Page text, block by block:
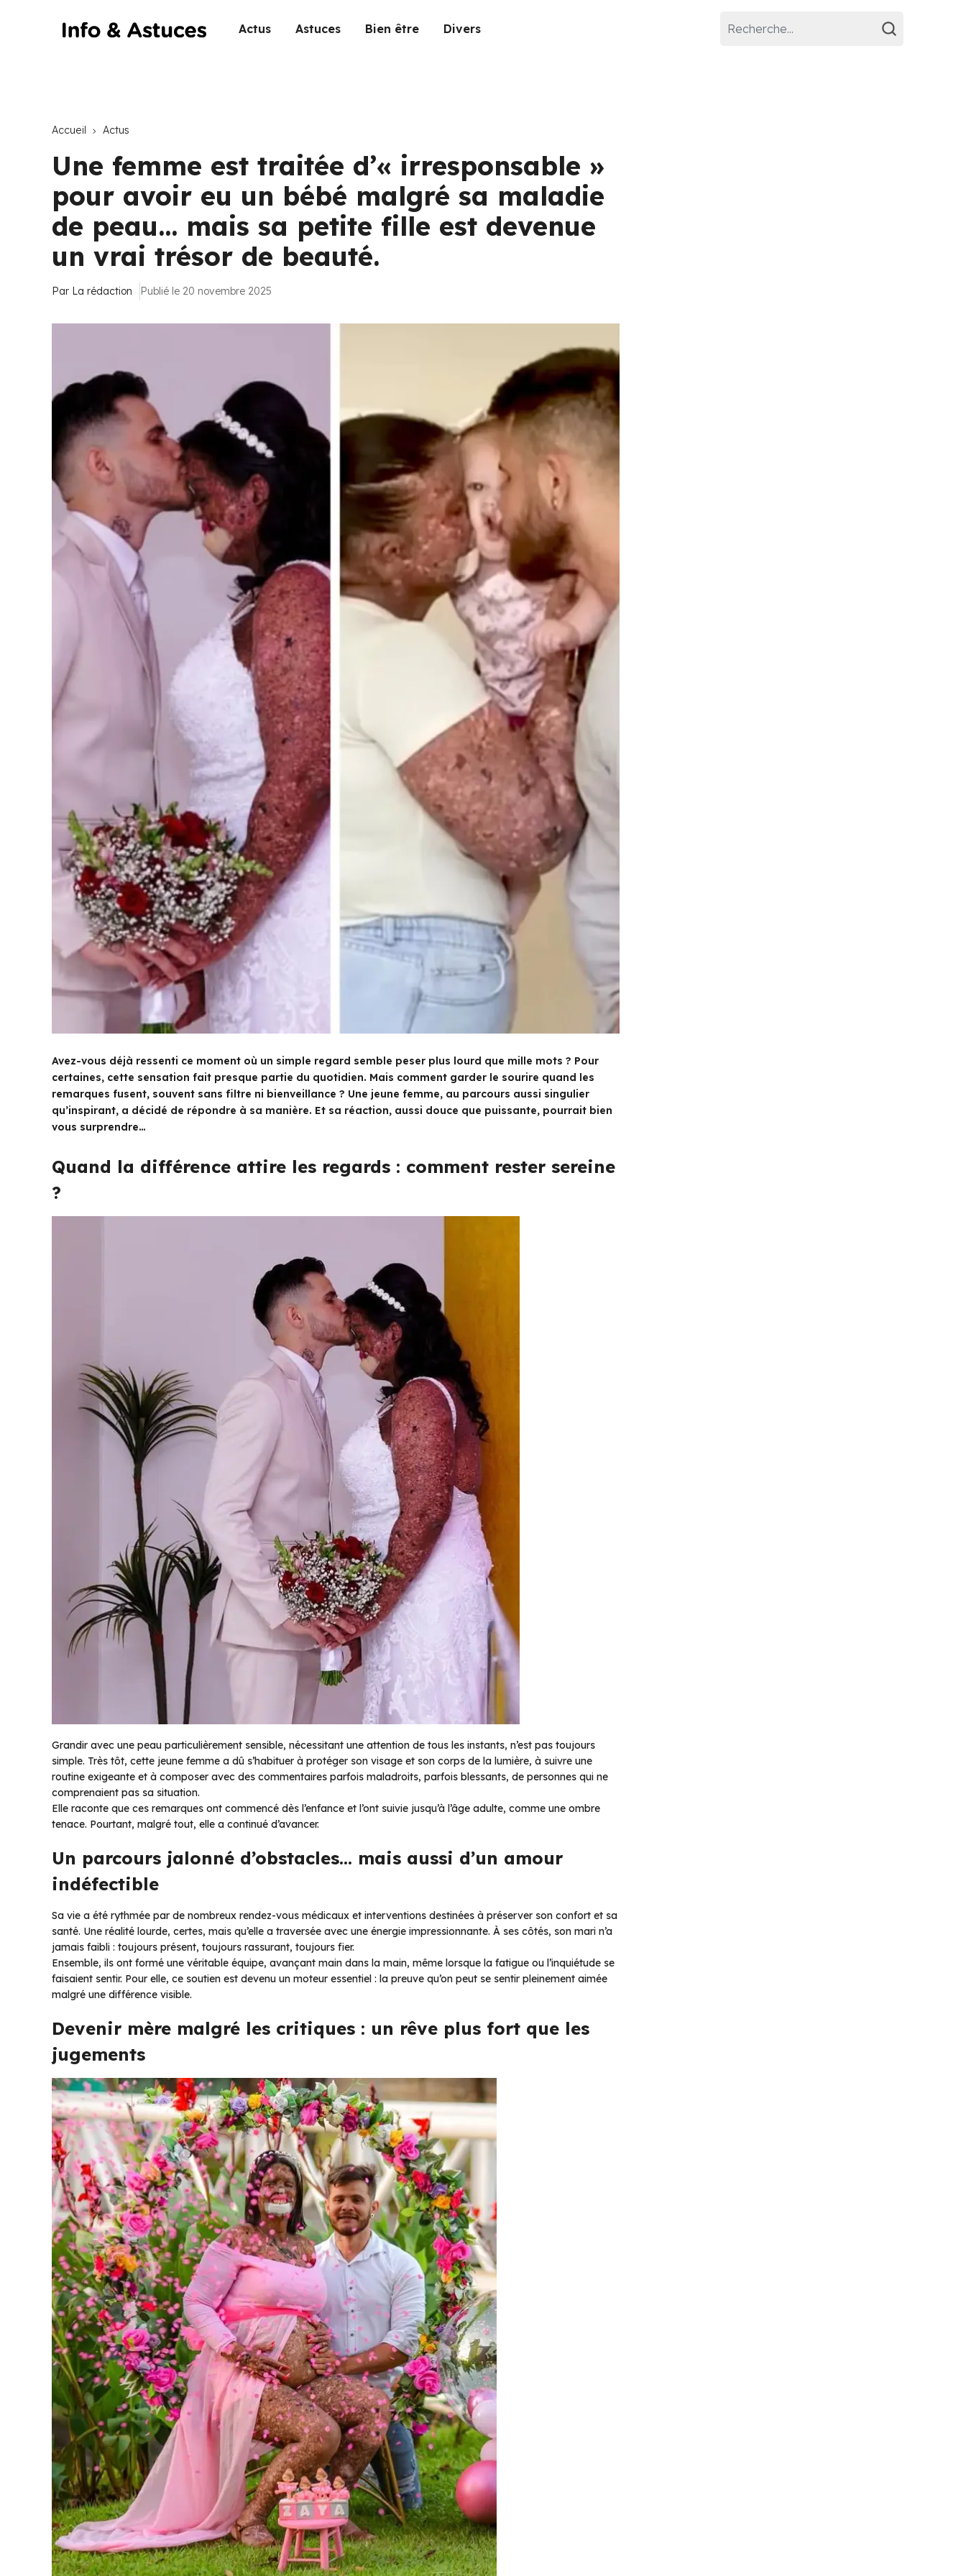
Actus Astuces Bien être Divers
Accueil Actus
Une femme est traitée d’« irresponsable »
pour avoir eu un bébé malgré sa maladie
de peau… mais sa petite fille est devenue
un vrai trésor de beauté.
Par La rédaction Publié le 20 novembre 2025
Avez-vous déjà ressenti ce moment où un simple regard semble peser plus lourd que mille mots ? Pour
certaines, cette sensation fait presque partie du quotidien. Mais comment garder le sourire quand les
remarques fusent, souvent sans filtre ni bienveillance ? Une jeune femme, au parcours aussi singulier
qu’inspirant, a décidé de répondre à sa manière. Et sa réaction, aussi douce que puissante, pourrait bien
vous surprendre…
Quand la différence attire les regards : comment rester sereine
?
Grandir avec une peau particulièrement sensible, nécessitant une attention de tous les instants, n’est pas toujours
simple. Très tôt, cette jeune femme a dû s’habituer à protéger son visage et son corps de la lumière, à suivre une
routine exigeante et à composer avec des commentaires parfois maladroits, parfois blessants, de personnes qui ne
comprenaient pas sa situation.
Elle raconte que ces remarques ont commencé dès l’enfance et l’ont suivie jusqu’à l’âge adulte, comme une ombre
tenace. Pourtant, malgré tout, elle a continué d’avancer.
Un parcours jalonné d’obstacles… mais aussi d’un amour
indéfectible
Sa vie a été rythmée par de nombreux rendez-vous médicaux et interventions destinées à préserver son confort et sa
santé. Une réalité lourde, certes, mais qu’elle a traversée avec une énergie impressionnante. À ses côtés, son mari n’a
jamais faibli : toujours présent, toujours rassurant, toujours fier.
Ensemble, ils ont formé une véritable équipe, avançant main dans la main, même lorsque la fatigue ou l’inquiétude se
faisaient sentir. Pour elle, ce soutien est devenu un moteur essentiel : la preuve qu’on peut se sentir pleinement aimée
malgré une différence visible.
Devenir mère malgré les critiques : un rêve plus fort que les
jugements